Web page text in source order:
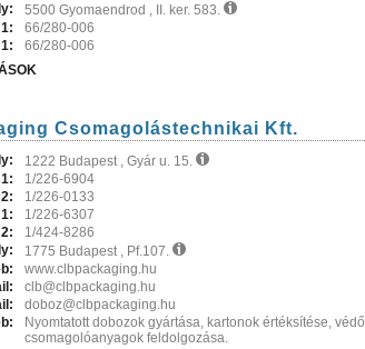
5500 Gyomaendrod , II. ker. 583.
66/280-006
66/280-006
Csomagolástechnikai Kft.
1222 Budapest , Gyár u. 15.
1/226-6904
1/226-0133
1/226-6307
1/424-8286
1775 Budapest , Pf.107.
www.clbpackaging.hu
clb@clbpackaging.hu
doboz@clbpackaging.hu
Nyomtatott dobozok gyártása, kartonok értéksítése, védő
csomagolóanyagok feldolgozása.